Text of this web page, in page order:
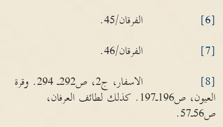
[6]
الفرقان/45.
[7]
الفرقان/46.
[8]
الاسفار، ج2، ص292ـ 294. وقرة
العيون، ص196ـ197. كذلك لطائف العرفان،
ص56ـ57.